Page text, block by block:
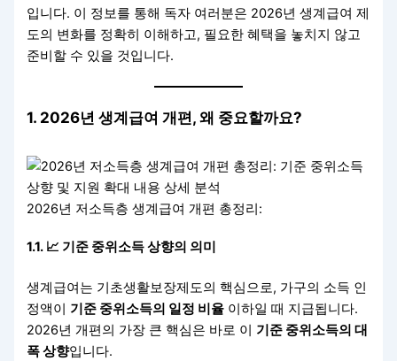
입니다. 이 정보를 통해 독자 여러분은 2026년 생계급여 제
도의 변화를 정확히 이해하고, 필요한 혜택을 놓치지 않고
준비할 수 있을 것입니다.
1. 2026년 생계급여 개편, 왜 중요할까요?
2026년 저소득층 생계급여 개편 총정리:
1.1. 📈 기준 중위소득 상향의 의미
생계급여는 기초생활보장제도의 핵심으로, 가구의 소득 인
정액이 기준 중위소득의 일정 비율 이하일 때 지급됩니다.
2026년 개편의 가장 큰 핵심은 바로 이 기준 중위소득의 대
폭 상향입니다.